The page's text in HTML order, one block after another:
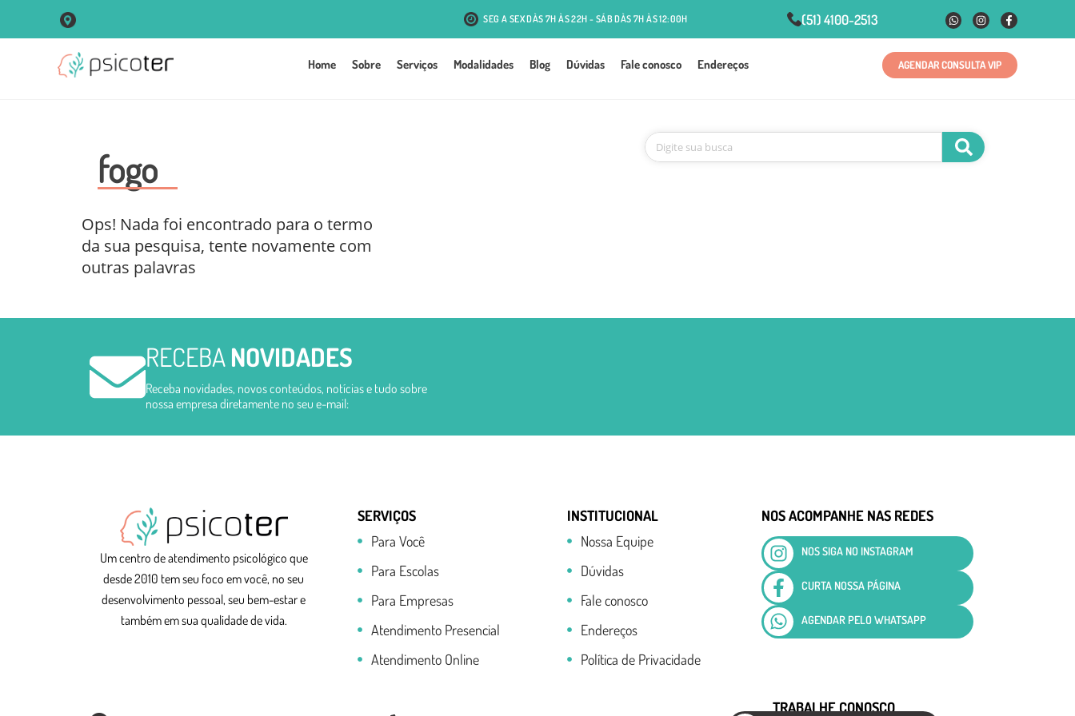
R. Vigário José Inácio, 250 Sala 102 Centro - Porto Alegre R. Antônio J. Mesquita, 131 - Passo d'Areia - Porto Alegre
SEG A SEX DÀS 7H ÀS 22H - SÁB DÀS 7H ÀS 12:00H (51) 4100-2513
Home Sobre Serviços Modalidades Blog Dúvidas Fale conosco Endereços AGENDAR CONSULTA VIP
fogo
Ops! Nada foi encontrado para o termo
da sua pesquisa, tente novamente com
outras palavras
RECEBANOVIDADES
Receba novidades, novos conteúdos, notícias e tudo sobre
nossa empresa diretamente no seu e-mail:
Um centro de atendimento psicológico que
desde 2010 tem seu foco em você, no seu
desenvolvimento pessoal, seu bem-estar e
também em sua qualidade de vida.
SERVIÇOS
Para Você
Para Escolas
Para Empresas
Atendimento Presencial
Atendimento Online
INSTITUCIONAL
Nossa Equipe
Dúvidas
Fale conosco
Endereços
Política de Privacidade
NOS ACOMPANHE NAS REDES
NOS SIGA NO INSTAGRAM
CURTA NOSSA PÁGINA
AGENDAR PELO WHATSAPP
TRABALHE CONOSCO